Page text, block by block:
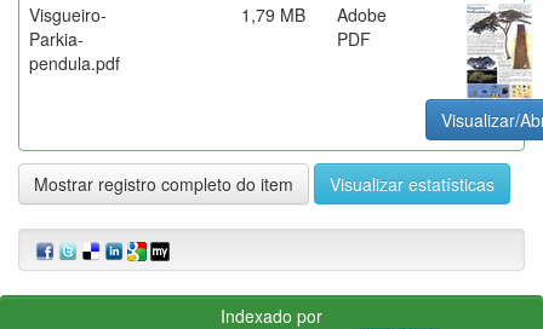
Visgueiro-
Parkia-
pendula.pdf
1,79 MB
Adobe
PDF
Visualizar/
Mostrar registro completo do item Visualizar estatísticas
Indexado por